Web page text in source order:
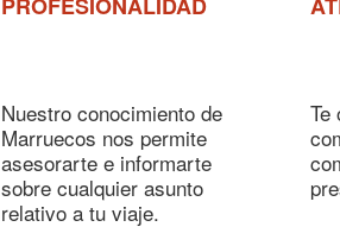
PROFESIONALIDAD
Nuestro conocimiento de
Marruecos nos permite
asesorarte e informarte
sobre cualquier asunto
relativo a tu viaje.
Te